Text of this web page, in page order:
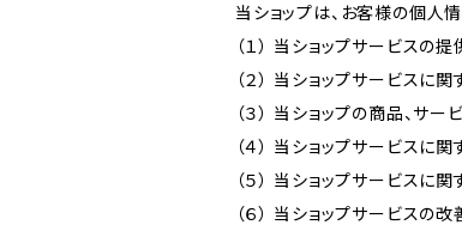
当ショップは、お客様の個人
（１） 当ショップサービスの提
（２） 当ショップサービスに
（３） 当ショップの商品、サ
（４） 当ショップサービスに
（５） 当ショップサービスに
（６） 当ショップサービスの